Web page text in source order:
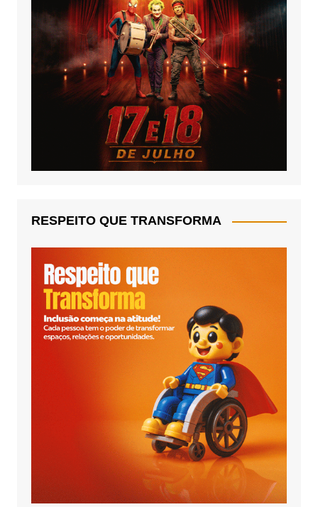
RESPEITO QUE TRANSFORMA